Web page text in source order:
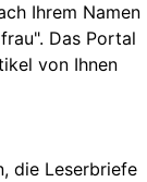
Ihrem Namen
Das Portal
von Ihnen
die Leserbriefe